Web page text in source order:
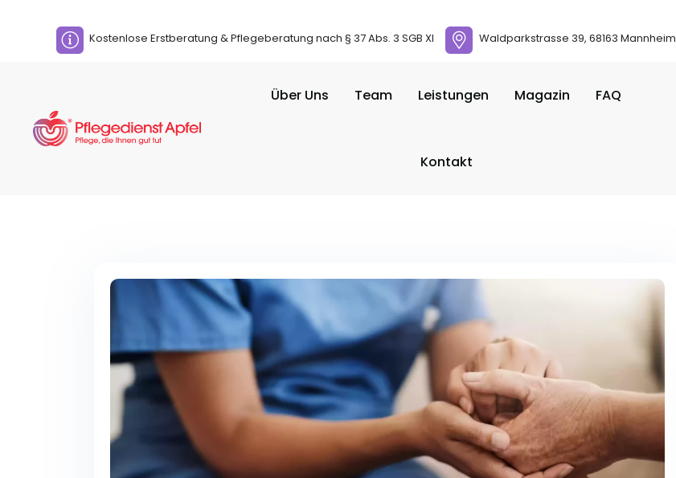
Kostenlose Erstberatung & Pflegeberatung nach § 37 Abs. 3 SGB XI Waldparkstrasse 39, 68163 Mannheim
Über Uns Team Leistungen Magazin FAQ
Kontakt